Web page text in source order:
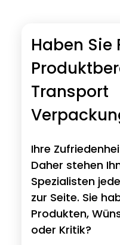
Haben Sie
Transport
Ihre
Daher stehen
Spezialisten
zur Seite. Sie
Produkten,
oder Kritik?